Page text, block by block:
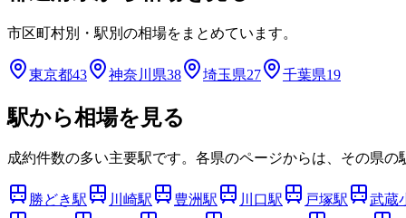
市区町村別・駅別の相場をまとめています。
東京都43 神奈川県38 埼玉県27 千葉県19
駅から相場を見る
成約件数の多い主要駅です。各県のページからは、その県の
勝どき駅 川崎駅 豊洲駅 川口駅 戸塚駅
武蔵